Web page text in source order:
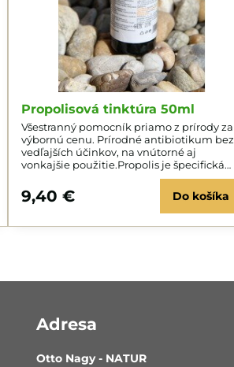
Propolisová tinktúra 50ml
Všestranný pomocník priamo z prírody za
výbornú cenu. Prírodné antibiotikum bez
vedľajších účinkov, na vnútorné aj
vonkajšie použitie.Propolis je špecifická
látka, ktorá má vysoké postavenie medzi
doplnkami výživy.
9,40 € Do košíka
Adresa
Otto Nagy - NATUR